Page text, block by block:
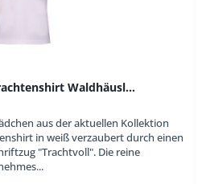
Waldhäusl...
aus der aktuellen Kollektion
in weiß verzaubert durch einen
"Trachtvoll". Die reine